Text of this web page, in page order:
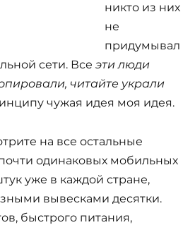
никто из них
не
придумывал
сети. Все эти люди
читайте украли
чужая идея моя идея.
на все остальные
одинаковых мобильных
уже в каждой стране,
вывесками десятки.
быстрого питания,